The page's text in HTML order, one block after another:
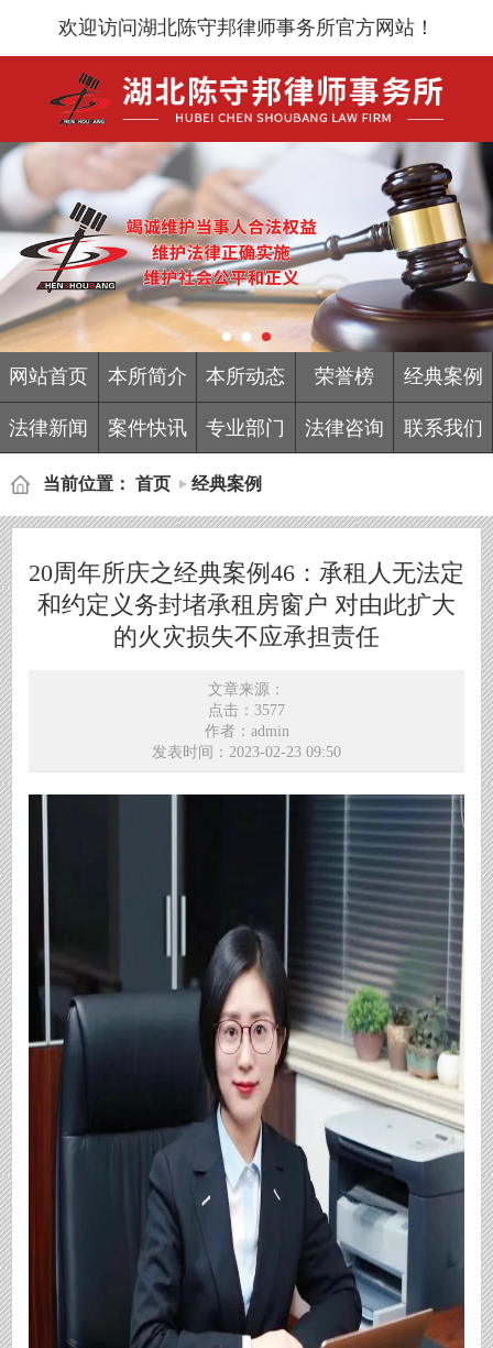
欢迎访问湖北陈守邦律师事务所官方网站！
网站首页 本所简介 本所动态 荣誉榜 经典案例
法律新闻 案件快讯 专业部门 法律咨询 联系我们
当前位置：首页 经典案例
20周年所庆之经典案例46：承租人无法定
和约定义务封堵承租房窗户 对由此扩大
的火灾损失不应承担责任
文章来源：
点击：3577
作者：admin
发表时间：2023-02-23 09:50